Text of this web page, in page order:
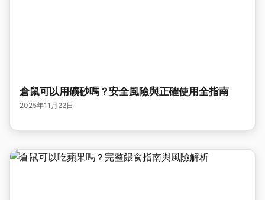
倉鼠可以用礦砂嗎？安全風險與正確使用全指南
2025年11月22日